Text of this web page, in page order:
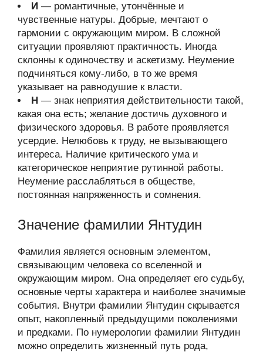
И — романтичные, утончённые и
чувственные натуры. Добрые, мечтают о
гармонии с окружающим миром. В сложной
ситуации проявляют практичность. Иногда
склонны к одиночеству и аскетизму. Неумение
подчиняться кому-либо, в то же время
указывает на равнодушие к власти.
Н — знак неприятия действительности такой,
какая она есть; желание достичь духовного и
физического здоровья. В работе проявляется
усердие. Нелюбовь к труду, не вызывающего
интереса. Наличие критического ума и
категорическое неприятие рутинной работы.
Неумение расслабляться в обществе,
постоянная напряженность и сомнения.
Значение фамилии Янтудин
Фамилия является основным элементом,
связывающим человека со вселенной и
окружающим миром. Она определяет его судьбу,
основные черты характера и наиболее значимые
события. Внутри фамилии Янтудин скрывается
опыт, накопленный предыдущими поколениями
и предками. По нумерологии фамилии Янтудин
можно определить жизненный путь рода,